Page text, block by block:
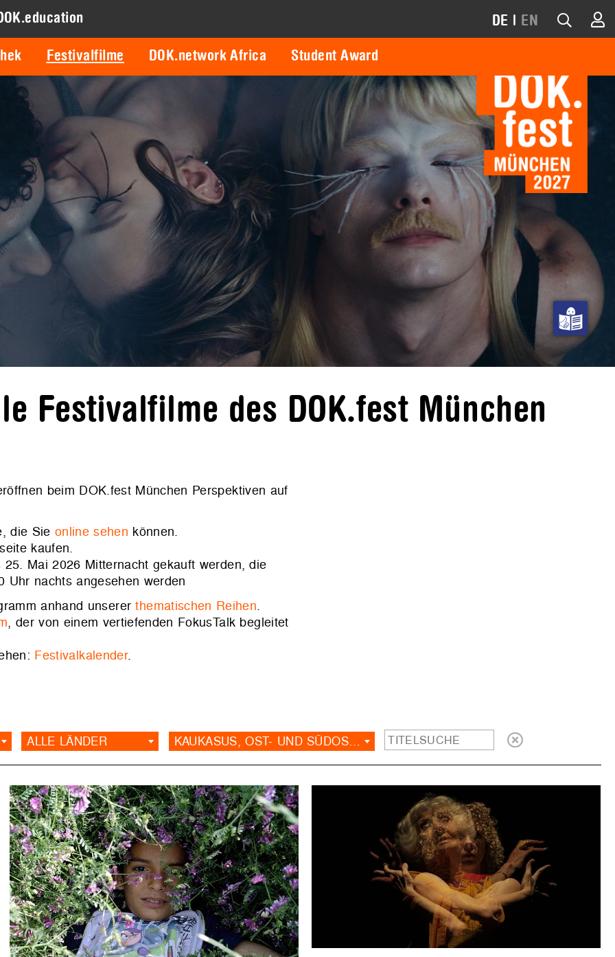
Festivalfilme DOK.network Africa Student Award
DE | EN
Festivalfilme des DOK.fest München
beim DOK.fest München Perspektiven auf
die Sie online sehen können.
kaufen.
Mai 2026 Mitternacht gekauft werden, die
Uhr nachts angesehen werden
anhand unsererthematischen Reihen.
, der von einem vertiefenden FokusTalk begleitet
Festivalkalender.
ALLE LÄNDER KAUKASUS, OST- UND SÜDOSTEUROPA